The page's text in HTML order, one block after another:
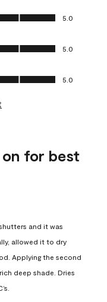
5.0
5.0
5.0
for best
and it was
allowed it to dry
Applying the second
deep shade. Dries